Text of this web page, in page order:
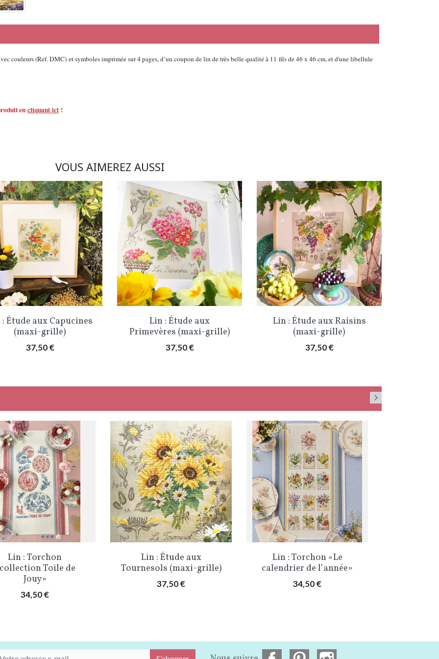
couleurs (Ref. DMC) et symboles imprimée sur 4 pages, d’un coupon de lin de très belle qualité à 11 fils de 46 x 46 cm, et d'une libellule
en cliquant ici !
VOUS AIMEREZ AUSSI
Aperçu rapide
Étude aux Capucines
(maxi-grille)
Prix
37,50 €
Aperçu rapide
Lin : Étude aux
Primevères (maxi-grille)
Prix
37,50 €
 Aperçu rapide
Lin : Étude aux Raisins
(maxi-grille)
Prix
37,50 €
Aperçu rapide
Lin : Torchon
Toile de
Jouy»
Prix
34,50 €
Aperçu rapide
Lin : Étude aux
Tournesols (maxi-grille)
Prix
37,50 €
Aperçu rapide
Lin : Torchon «Le
calendrier de l’année»
Prix
34,50 €